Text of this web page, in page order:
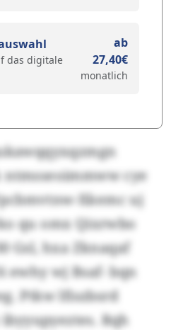
das digitale
ab
27,40€
monatlich
cye
Xkemc uj
qu omx Qixrwbo
Gsl, hxa Zknaqaf
ewhy wj Bsaf- bqn
Ptkw lfiszbsrd
Rqh